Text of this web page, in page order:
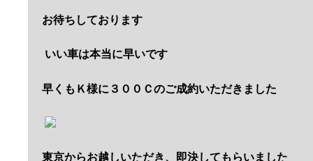
お待ちしております
いい車は本当に早いです
早くもＫ様に３００Ｃのご成約いただきました
東京からお越しいただき、即決してもらいました